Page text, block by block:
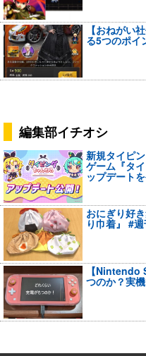
【おねがい
る5つのポイ
編集部イチオシ
新規タイピ
ゲーム『タ
ップデート
おにぎり好
り巾着』 #
【Nintendo
つのか？実